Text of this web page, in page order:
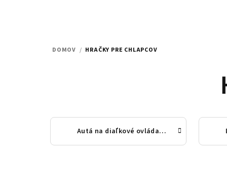
DOMOV / HRAČKY PRE CHLAPCOV
Autá na diaľkové ovládanie, kovové modely áut